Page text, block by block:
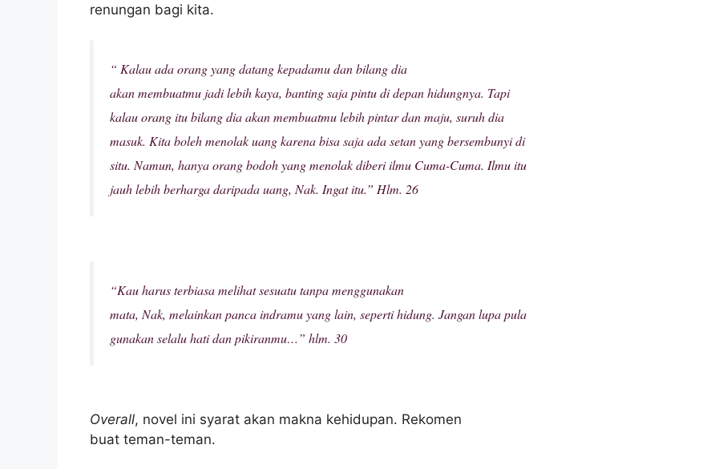
renungan bagi kita.
“ Kalau ada orang yang datang kepadamu dan bilang dia
akan membuatmu jadi lebih kaya, banting saja pintu di depan hidungnya. Tapi
kalau orang itu bilang dia akan membuatmu lebih pintar dan maju, suruh dia
masuk. Kita boleh menolak uang karena bisa saja ada setan yang bersembunyi di
situ. Namun, hanya orang bodoh yang menolak diberi ilmu Cuma-Cuma. Ilmu itu
jauh lebih berharga daripada uang, Nak. Ingat itu.” Hlm. 26
“Kau harus terbiasa melihat sesuatu tanpa menggunakan
mata, Nak, melainkan panca indramu yang lain, seperti hidung. Jangan lupa pula
gunakan selalu hati dan pikiranmu…” hlm. 30
Overall, novel ini syarat akan makna kehidupan. Rekomen
buat teman-teman.